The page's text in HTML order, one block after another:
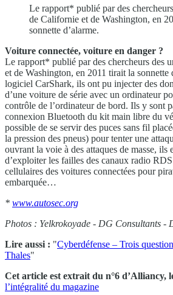
Le rapport* publié par des
de Californie et de Washington, en
sonnette d’alarme.
Voiture connectée, voiture en danger ?
Le rapport* publié par des chercheurs des
et de Washington, en 2011 tirait la sonnette
logiciel CarShark, ils ont pu injecter des
d’une voiture de série avec un ordinateur
contrôle de l’ordinateur de bord. Ils y sont
connexion Bluetooth du kit main libre du
possible de se servir des puces sans fil
la pression des pneus) pour tenter une
ouvrant la voie à des attaques de masse, ils
d’exploiter les failles des canaux radio
cellulaires des voitures connectées pour
embarquée…
* www.autosec.org
Photos : Yelkrokoyade - DG Consultants -
Lire aussi : "Cyberdéfense – Trois
Thales"
Cet article est extrait du n°6 d’Alliancy,
l’intégralité du magazine